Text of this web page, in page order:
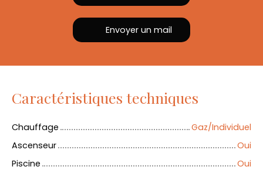
Envoyer un mail
Caractéristiques techniques
Chauffage
Gaz/Individuel
Ascenseur
Oui
Piscine
Oui